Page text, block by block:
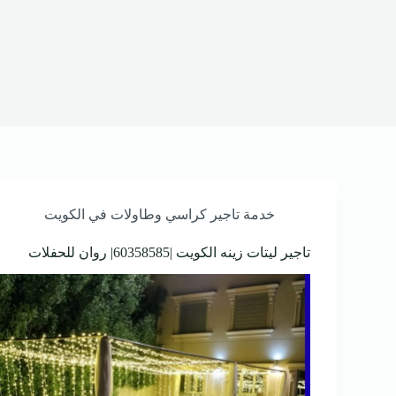
خدمة تاجير كراسي وطاولات في الكويت
تاجير ليتات زينه الكويت |60358585| روان للحفلات